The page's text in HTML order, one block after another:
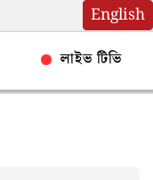
English
লাইভ টিভি